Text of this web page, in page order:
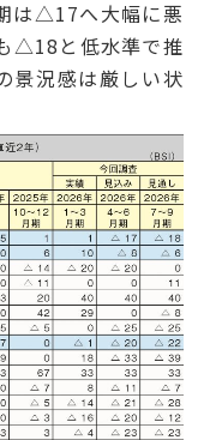
は△17へ大幅に悪
△18と低水準で推
景況感は厳しい状